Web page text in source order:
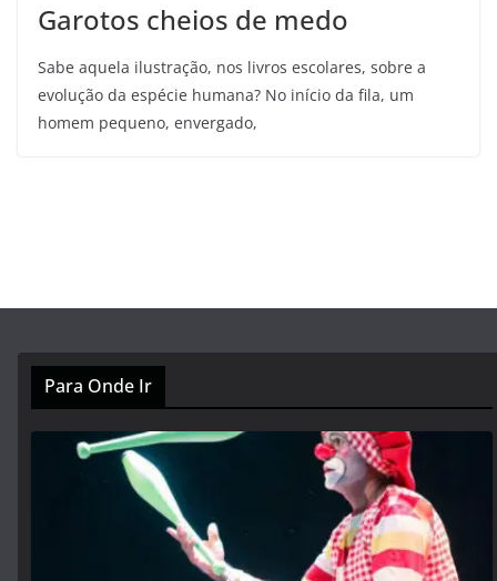
Garotos cheios de medo
Sabe aquela ilustração, nos livros escolares, sobre a
evolução da espécie humana? No início da fila, um
homem pequeno, envergado,
Para Onde Ir